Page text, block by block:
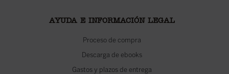
AYUDA E INFORMACIÓN LEGAL
Proceso de compra
Descarga de ebooks
Gastos y plazos de entrega